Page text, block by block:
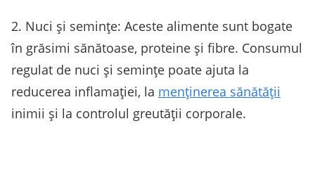
2. Nuci și semințe: Aceste alimente sunt bogate
în grăsimi sănătoase, proteine ​​și fibre. Consumul
regulat de nuci și semințe poate ajuta la
reducerea inflamației, la menținerea sănătății
inimii și la controlul greutății corporale.